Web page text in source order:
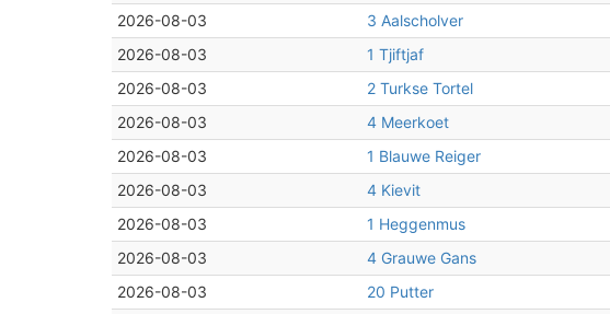
2026-08-03
3 Aalscholver
2026-08-03
1 Tjiftjaf
2026-08-03
2 Turkse Tortel
2026-08-03
4 Meerkoet
2026-08-03
1 Blauwe Reiger
2026-08-03
4 Kievit
2026-08-03
1 Heggenmus
2026-08-03
4 Grauwe Gans
2026-08-03
20 Putter